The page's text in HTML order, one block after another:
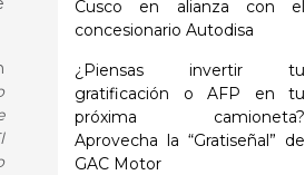
Cusco en alianza con el
concesionario Autodisa
¿Piensas invertir tu
gratificación o AFP en tu
próxima camioneta?
Aprovecha la “Gratiseñal” de
GAC Motor